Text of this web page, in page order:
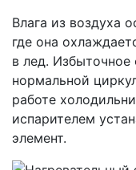
Влага из воздуха
где она
в лед. Избыточное
нормальной
работе
испарителем
элемент.